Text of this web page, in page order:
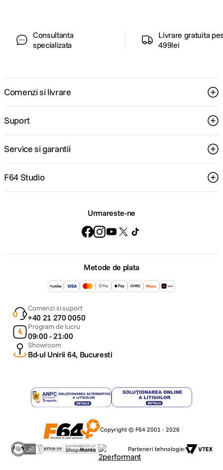
Consultanta
specializata
Livrare gratuita
499lei
Comenzi si livrare
Suport
Service si garantii
F64 Studio
Urmareste-ne
Metode de plata
Comenzi si suport
+40 21 270 0050
Program de lucru
09:00 - 21:00
Showroom
Bd-ul Unirii 64, Bucuresti
Copyright © F64 2001 - 2026
Parteneri tehnologie: